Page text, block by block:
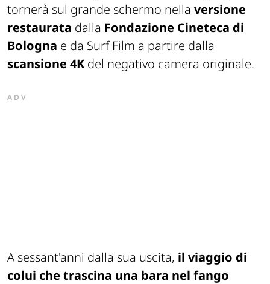
tornerà sul grande schermo nella versione
restaurata dalla Fondazione Cineteca di
Bologna e da Surf Film a partire dalla
scansione 4K del negativo camera originale.
ADV
A sessant'anni dalla sua uscita, il viaggio di
colui che trascina una bara nel fango